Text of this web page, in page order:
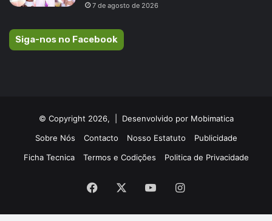
7 de agosto de 2026
Siga-nos no Facebook
© Copyright 2026, | Desenvolvido por Mobimatica
Sobre Nós
Contacto Nosso Estatuto
Publicidade
Ficha Tecnica
Termos e Codições Politica de Privacidade
Facebook YouTubeInstagram